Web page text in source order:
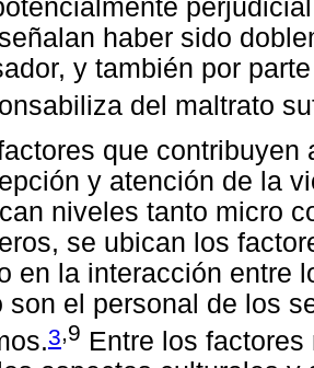
haber sido
y también por
del maltrato
que contribuyen
y atención de la
niveles tanto micro
se ubican los
en la interacción entre
son el personal de los
3,9 Entre los